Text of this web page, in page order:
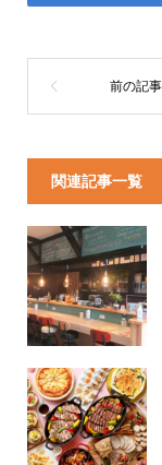
関連記事一覧